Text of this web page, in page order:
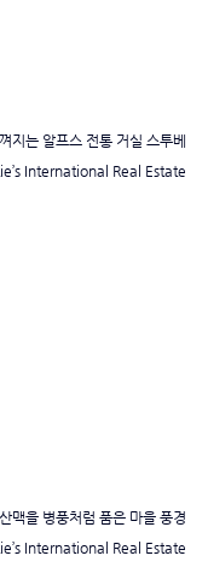
지는 알프스 전통 거실 스투베
International Real Estate
맥을 병풍처럼 품은 마을 풍경
International Real Estate